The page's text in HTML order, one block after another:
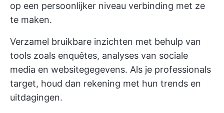
op een persoonlijker niveau verbinding met ze
te maken.
Verzamel bruikbare inzichten met behulp van
tools zoals enquêtes, analyses van sociale
media en websitegegevens. Als je professionals
target, houd dan rekening met hun trends en
uitdagingen.